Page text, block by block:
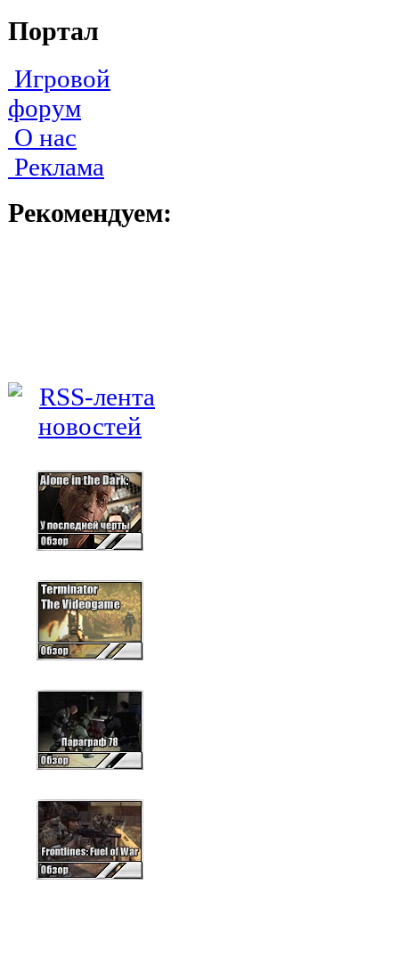
Портал
Игровой
форум
О нас
Реклама
Рекомендуем: